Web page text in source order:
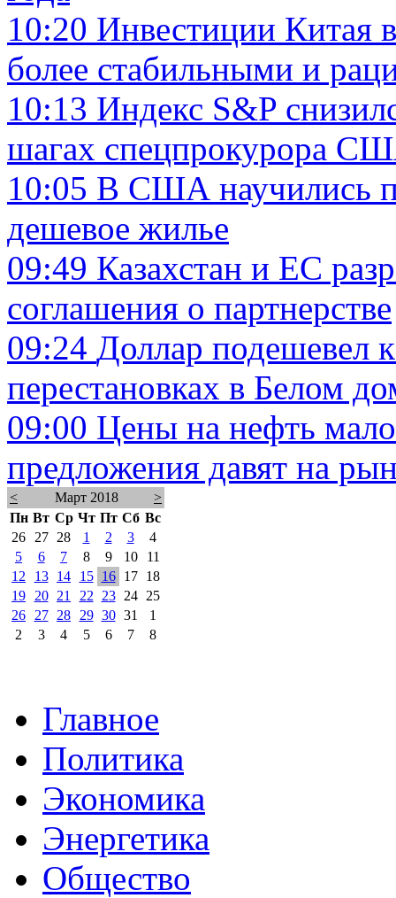
10:20 Инвестиции Китая
более стабильными и
10:13 Индекс S&P
шагах спецпрокурора
10:05 В США научились
дешевое жилье
09:49 Казахстан и ЕС
соглашения о партнерстве
09:24 Доллар подешевел
перестановках в Белом
09:00 Цены на нефть
предложения давят на
< Март 2018
>
Пн Вт Ср Чт Пт Сб Вс
26
27 28 1 2 3
4
5
6 7 8 9 10
11
12
13 14 15 16 17
18
19
20 21 22 23 24
25
26
27 28 29 30 31
1
2
3 4 5 6 7 8
Главное
Политика
Экономика
Энергетика
Общество